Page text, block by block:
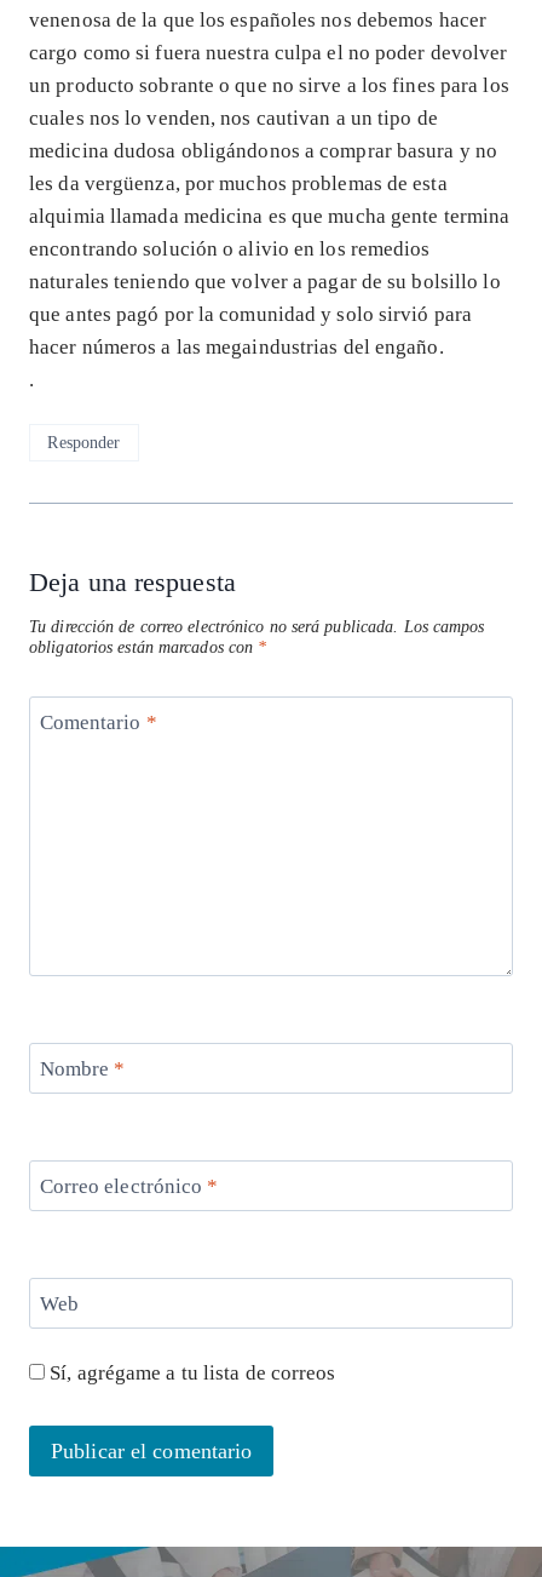
venenosa de la que los españoles nos debemos hacer
cargo como si fuera nuestra culpa el no poder devolver
un producto sobrante o que no sirve a los fines para los
cuales nos lo venden, nos cautivan a un tipo de
medicina dudosa obligándonos a comprar basura y no
les da vergüenza, por muchos problemas de esta
alquimia llamada medicina es que mucha gente termina
encontrando solución o alivio en los remedios
naturales teniendo que volver a pagar de su bolsillo lo
que antes pagó por la comunidad y solo sirvió para
hacer números a las megaindustrias del engaño.
.
Responder
Deja una respuesta
Tu dirección de correo electrónico no será publicada.
Los campos
obligatorios están marcados con *
Comentario *
Nombre *
Correo electrónico *
Web
Sí, agrégame a tu lista de correos